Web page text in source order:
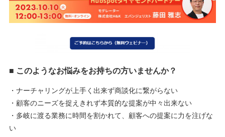
■ このようなお悩みをお持ちの方いませんか？
・ナーチャリングが上手く出来ず商談化に繋がらない
・顧客のニーズを捉えきれず本質的な提案が中々出来ない
・多岐に渡る業務に時間を割かれて、顧客への提案に力を注げな
い